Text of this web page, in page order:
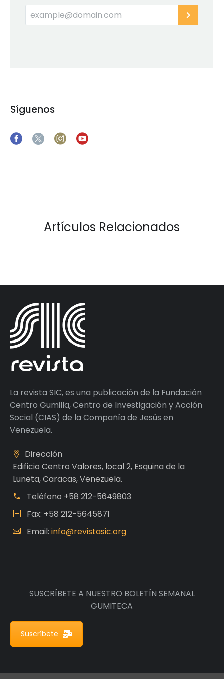
Síguenos
Artículos Relacionados
La revista SIC, es una publicación de la Fundación
Centro Gumilla, Centro de Investigación y Acción
Social (CIAS) de la Compañía de Jesús en
Venezuela.
Dirección
Edificio Centro Valores, local 2, Esquina de la
Luneta, Caracas, Venezuela.
Teléfono +58 212-5649803
Fax: +58 212-5645871
Email: info@revistasic.org
SUSCRÍBETE A NUESTRO BOLETÍN SEMANAL
GUMITECA
Suscríbete